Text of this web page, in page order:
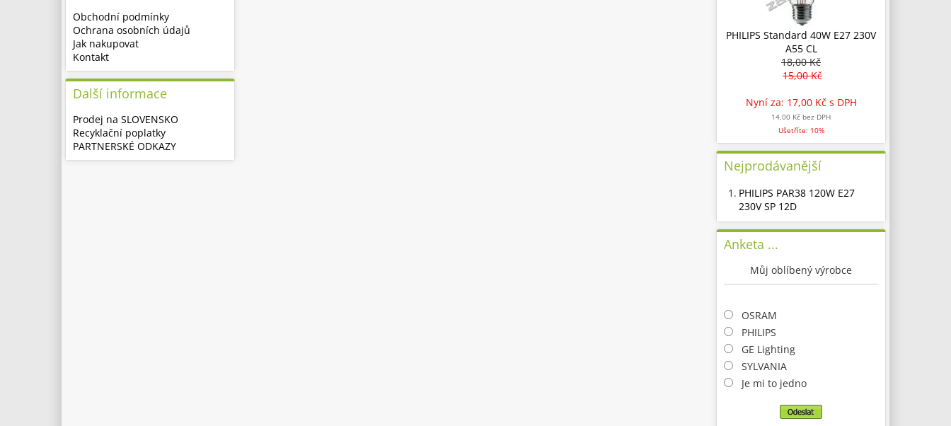
Obchodní podmínky
Ochrana osobních údajů
Jak nakupovat
Kontakt
Další informace
Prodej na SLOVENSKO
Recyklační poplatky
PARTNERSKÉ ODKAZY
PHILIPS Standard 40W E27 230V
A55 CL
18,00 Kč
15,00 Kč
Nyní za: 17,00 Kč s DPH
14,00 Kč bez DPH
Ušetříte: 10%
Nejprodávanější
1. PHILIPS PAR38 120W E27
230V SP 12D
Anketa ...
Můj oblíbený výrobce
OSRAM
PHILIPS
GE Lighting
SYLVANIA
Je mi to jedno